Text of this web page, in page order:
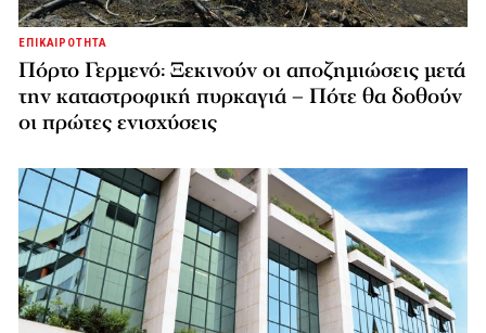
ΕΠΙΚΑΙΡΟΤΗΤΑ
Πόρτο Γερμενό: Ξεκινούν οι αποζημιώσεις μετά
την καταστροφική πυρκαγιά – Πότε θα δοθούν
οι πρώτες ενισχύσεις